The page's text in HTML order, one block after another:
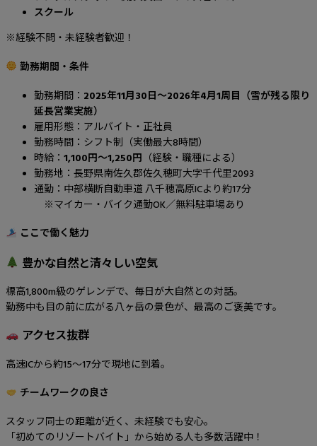
スクール
※経験不問・未経験者歓迎！
勤務期間・条件
勤務期間： 2025年11月30日〜2026年4月1周目（雪が残る限り
延長営業実施）
雇用形態：アルバイト・正社員
勤務時間：シフト制（実働最大8時間）
時給： 1,100円〜1,250円 （経験・職種による）
勤務地：長野県南佐久郡佐久穂町大字千代里2093
通勤：中部横断自動車道 八千穂高原ICより約17分
※マイカー・バイク通勤OK／無料駐車場あり
ここで働く魅力
豊かな自然と清々しい空気
標高1,800m級のゲレンデで、毎日が大自然との対話。
勤務中も目の前に広がる八ヶ岳の景色が、最高のご褒美です。
アクセス抜群
高速ICから約15〜17分で現地に到着。
チームワークの良さ
スタッフ同士の距離が近く、未経験でも安心。
「初めてのリゾートバイト」から始める人も多数活躍中！